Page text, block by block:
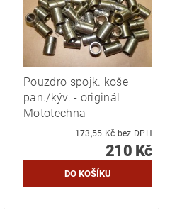
Pouzdro spojk. koše
pan./kýv. - originál
Mototechna
173,55 Kč bez DPH
210 Kč